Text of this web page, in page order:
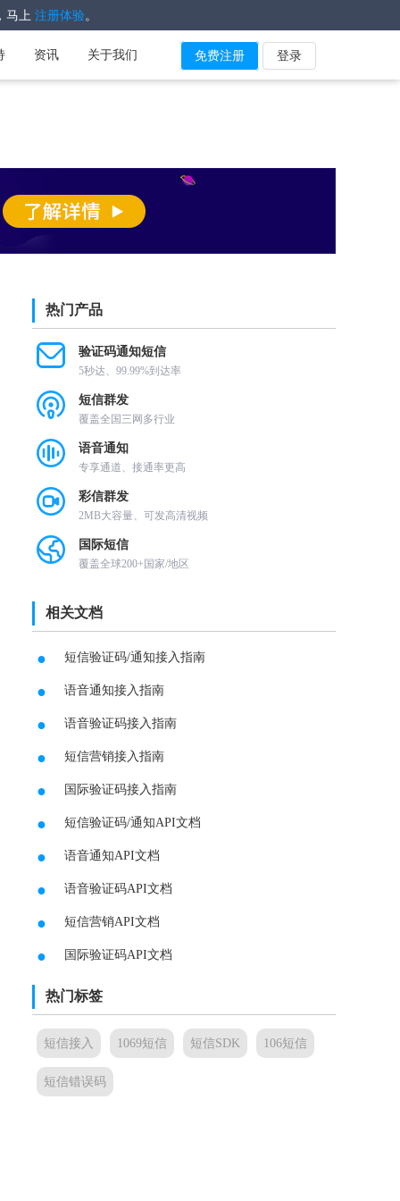
马上 注册体验。
资讯 关于我们 免费注册 登录
热门产品
验证码通知短信
5秒达、99.99%到达率
短信群发
覆盖全国三网多行业
语音通知
专享通道、接通率更高
彩信群发
2MB大容量、可发高清视频
国际短信
覆盖全球200+国家/地区
相关文档
● 短信验证码/通知接入指南
● 语音通知接入指南
● 语音验证码接入指南
● 短信营销接入指南
● 国际验证码接入指南
● 短信验证码/通知API文档
● 语音通知API文档
● 语音验证码API文档
● 短信营销API文档
● 国际验证码API文档
热门标签
短信接入 1069短信 短信SDK 106短信
短信错误码